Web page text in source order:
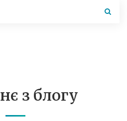
з блогу